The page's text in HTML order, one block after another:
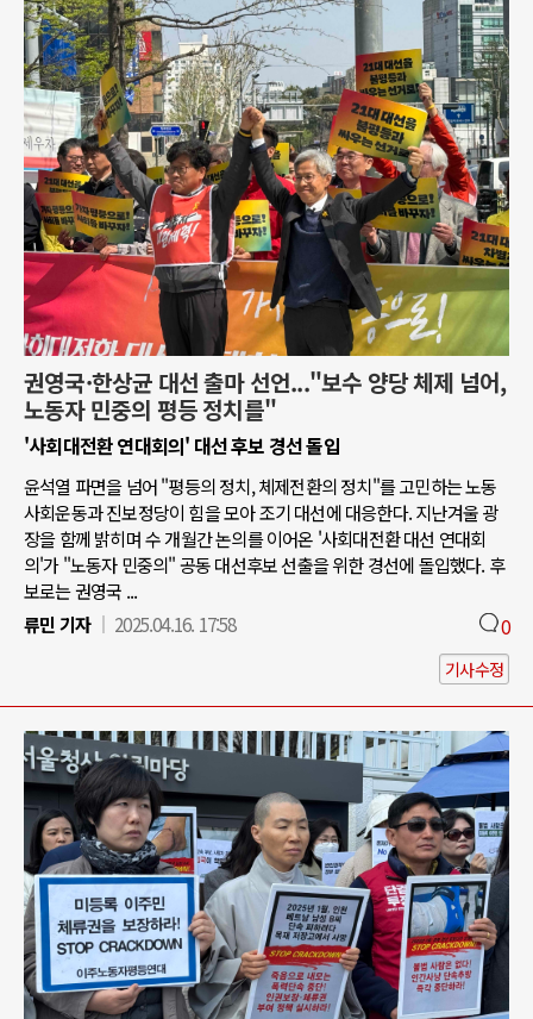
권영국·한상균 대선 출마 선언..."보수 양당 체제 넘어,
노동자 민중의 평등 정치를"
'사회대전환 연대회의' 대선 후보 경선 돌입
윤석열 파면을 넘어 "평등의 정치, 체제전환의 정치"를 고민하는 노동
사회운동과 진보정당이 힘을 모아 조기 대선에 대응한다. 지난겨울 광
장을 함께 밝히며 수 개월간 논의를 이어온 '사회대전환 대선 연대회
의'가 "노동자 민중의" 공동 대선후보 선출을 위한 경선에 돌입했다. 후
보로는 권영국 ...
류민 기자
2025.04.16. 17:58 0
기사수정